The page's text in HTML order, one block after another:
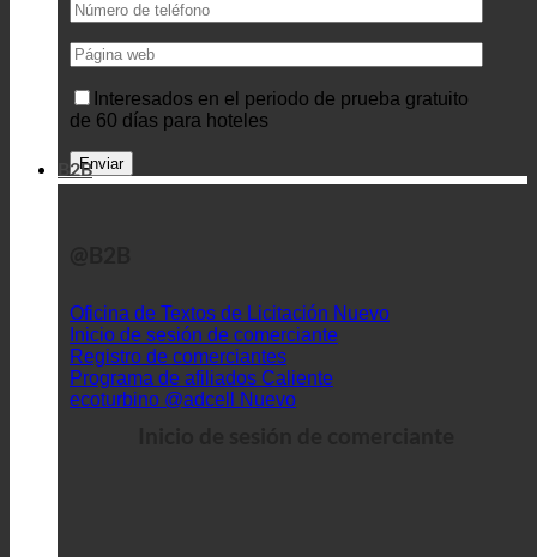
Interesados en el periodo de prueba gratuito
de 60 días para hoteles
B2B
Oficina de Textos de Licitación
Inicio de sesión de comerciante
Registro de comerciantes
Programa de afiliados
ecoturbino @adcell